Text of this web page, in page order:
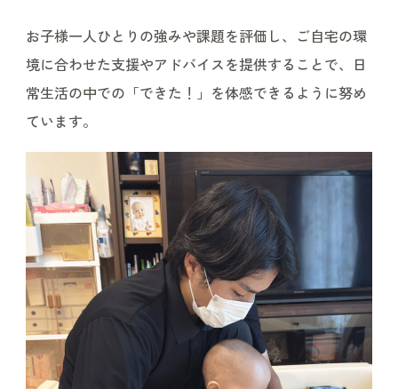
お子様一人ひとりの強みや課題を評価し、ご自宅の環
境に合わせた支援やアドバイスを提供することで、日
常生活の中での「できた！」を体感できるように努め
ています。